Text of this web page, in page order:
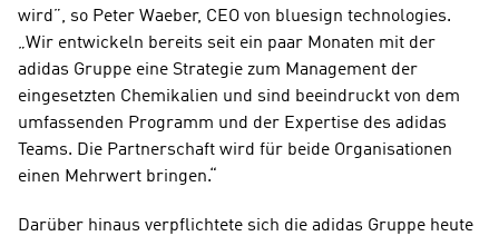
wird”, so Peter Waeber, CEO von bluesign technologies.
„Wir entwickeln bereits seit ein paar Monaten mit der
adidas Gruppe eine Strategie zum Management der
eingesetzten Chemikalien und sind beeindruckt von dem
umfassenden Programm und der Expertise des adidas
Teams. Die Partnerschaft wird für beide Organisationen
einen Mehrwert bringen.“
Darüber hinaus verpflichtete sich die adidas Gruppe heute